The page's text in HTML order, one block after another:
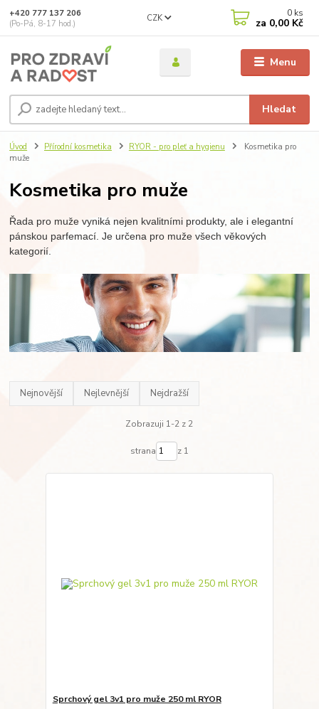
Menu
CZK
Hledat
+420 777 137 206
(Po-Pá, 8-17 hod.)
0 ks
za 0,00 Kč
Úvod Přírodní kosmetika RYOR - pro pleť a hygienu
Kosmetika pro
muže
Kosmetika pro muže
Řada pro muže vyniká nejen kvalitními produkty, ale i elegantní
pánskou parfemací. Je určena pro muže všech věkových
kategorií.
Nejnovější Nejlevnější Nejdražší
Zobrazuji 1-2 z 2
strana z 1
Sprchový gel 3v1 pro muže 250 ml RYOR